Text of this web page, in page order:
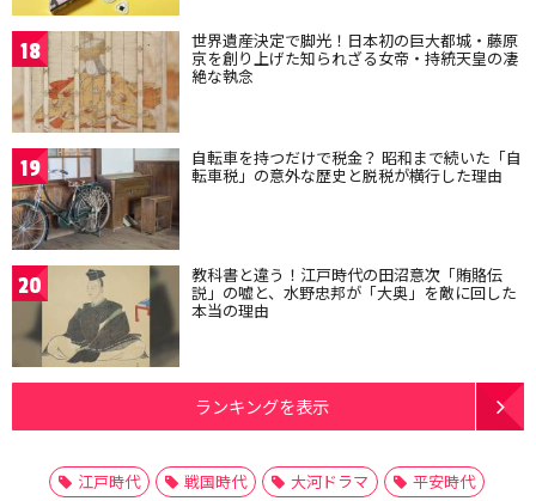
18 世界遺産決定で脚光！日本初の巨大都城・藤原
京を創り上げた知られざる女帝・持統天皇の凄
絶な執念
19 自転車を持つだけで税金？ 昭和まで続いた「自
転車税」の意外な歴史と脱税が横行した理由
20 教科書と違う！江戸時代の田沼意次「賄賂伝
説」の嘘と、水野忠邦が「大奥」を敵に回した
本当の理由
ランキングを表示
江戸時代 戦国時代 大河ドラマ
平安時代